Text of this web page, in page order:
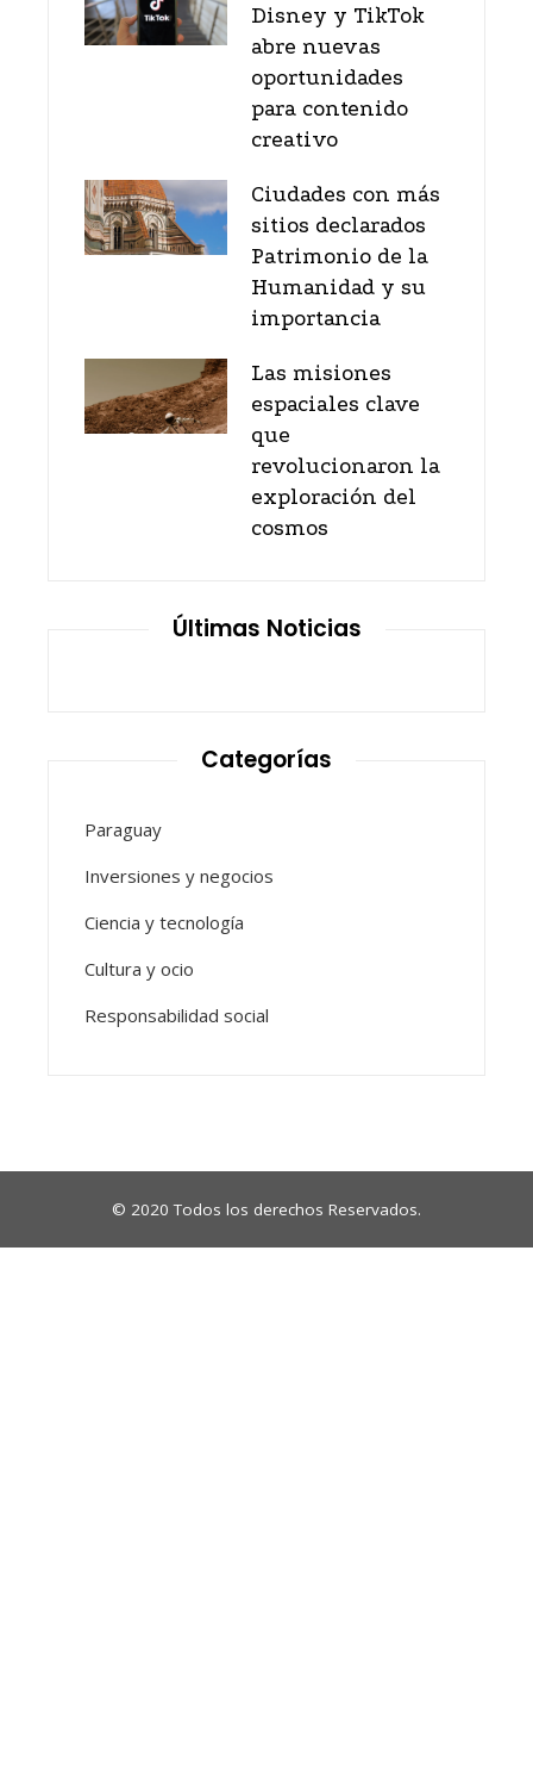
Disney y TikTok
abre nuevas
oportunidades
para contenido
creativo
Ciudades con más
sitios declarados
Patrimonio de la
Humanidad y su
importancia
Las misiones
espaciales clave
que
revolucionaron la
exploración del
cosmos
Últimas Noticias
Categorías
Paraguay
Inversiones y negocios
Ciencia y tecnología
Cultura y ocio
Responsabilidad social
© 2020 Todos los derechos Reservados.